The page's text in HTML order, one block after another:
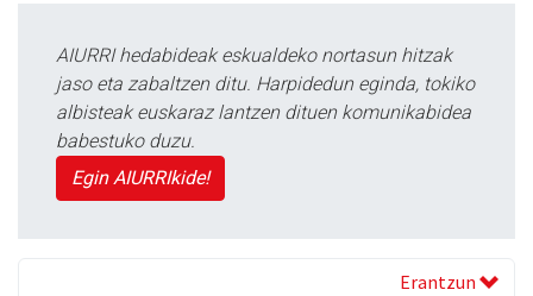
AIURRI hedabideak eskualdeko nortasun hitzak
jaso eta zabaltzen ditu. Harpidedun eginda, tokiko
albisteak euskaraz lantzen dituen komunikabidea
babestuko duzu.
Egin AIURRIkide!
Erantzun